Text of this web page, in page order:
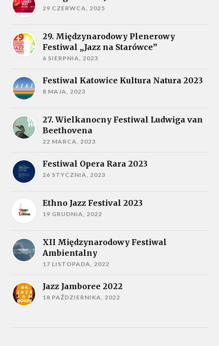
29 CZERWCA, 2025
29. Międzynarodowy Plenerowy
Festiwal „Jazz na Starówce”
6 SIERPNIA, 2023
Festiwal Katowice Kultura Natura 2023
8 MAJA, 2023
27. Wielkanocny Festiwal Ludwiga van
Beethovena
22 MARCA, 2023
Festiwal Opera Rara 2023
26 STYCZNIA, 2023
Ethno Jazz Festival 2023
19 GRUDNIA, 2022
XII Międzynarodowy Festiwal
Ambientalny
17 LISTOPADA, 2022
Jazz Jamboree 2022
18 PAŹDZIERNIKA, 2022